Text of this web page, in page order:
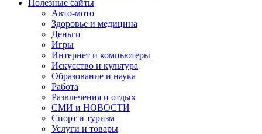
Полезные сайты
Авто-мото
Здоровье и медицина
Деньги
Игры
Интернет и компьютеры
Искусство и культура
Образование и наука
Работа
Развлечения и отдых
СМИ и НОВОСТИ
Спорт и туризм
Услуги и товары